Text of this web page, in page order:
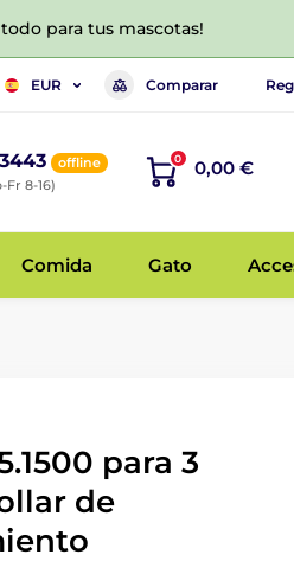
para tus mascotas!
EUR Comparar
offline
Fr 8-16)
0 0,00 €
Comida Gato
para 3
de